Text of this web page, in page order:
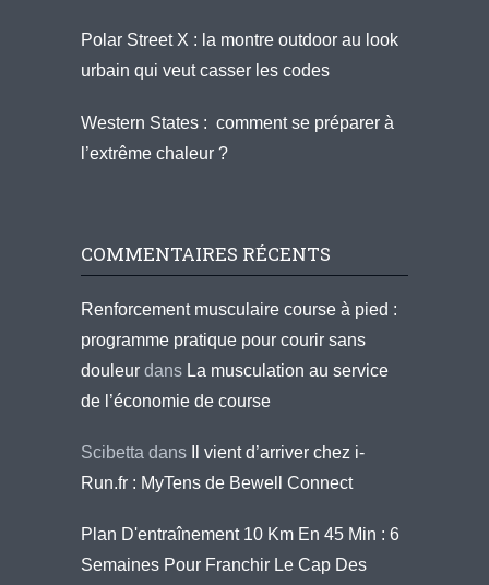
Polar Street X : la montre outdoor au look
urbain qui veut casser les codes
Western States : comment se préparer à
l’extrême chaleur ?
COMMENTAIRES RÉCENTS
Renforcement musculaire course à pied :
programme pratique pour courir sans
douleur dans La musculation au service
de l’économie de course
Scibetta dans
Il vient d’arriver chez i-
Run.fr : MyTens de Bewell Connect
Plan D'entraînement 10 Km En 45 Min : 6
Semaines Pour Franchir Le Cap Des